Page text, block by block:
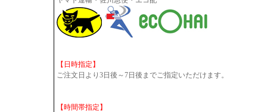
【日時指定】
ご注文日より3日後～7日後までご指定いただけます。
【時間帯指定】